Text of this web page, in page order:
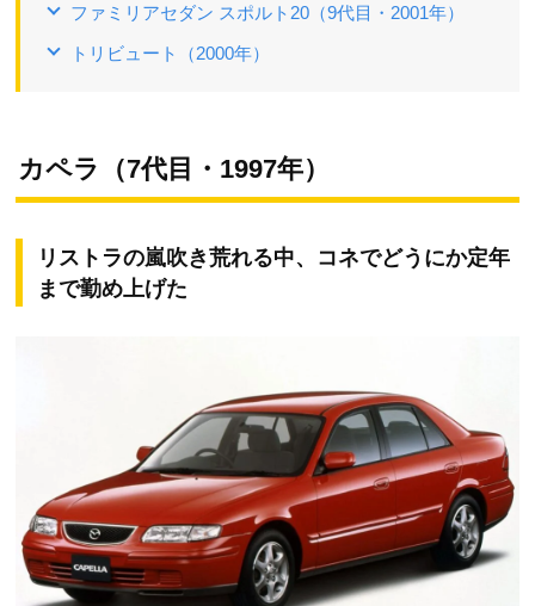
ファミリアセダン スポルト20（9代目・2001年）
トリビュート（2000年）
カペラ（7代目・1997年）
リストラの嵐吹き荒れる中、コネでどうにか定年
まで勤め上げた